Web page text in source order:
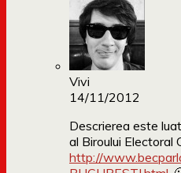
Vivi
14/11/2012
Descrierea este
al Biroului Electoral
http://